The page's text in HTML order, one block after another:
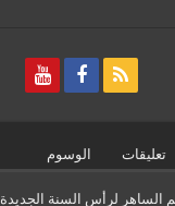
تعليقات الوسوم
لرأس السنة الجديدة ٢٠١٥